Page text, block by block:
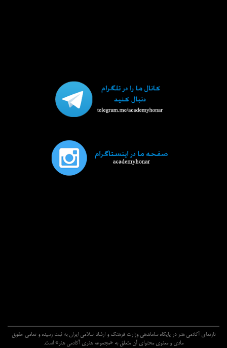
تارنماي آکادمي هنر در پايگاه ساماندهي وزارت فرهنگ و ارشاد اسلامي ايران به ثبت رسيده و تمامي حقوق
مادي و معنوي محتواي آن متعلق به «مجموعه هنري آکادمي هنر» است.